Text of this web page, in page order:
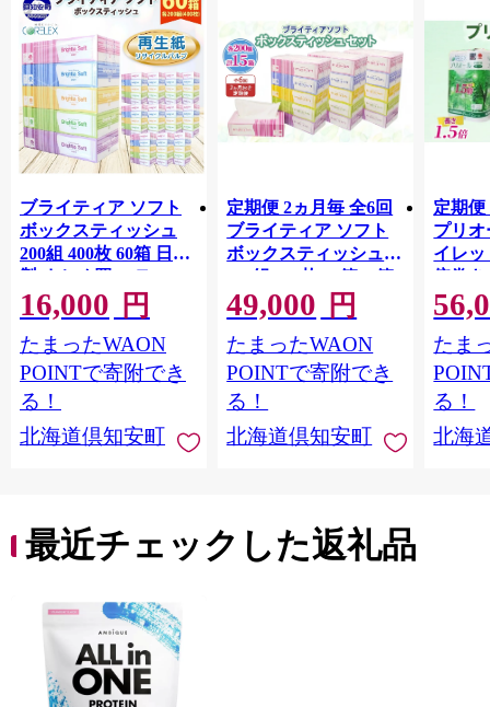
ブライティア ソフト
ボックスティッシュ
200組 400枚 60箱 日本
製 まとめ買い ティッ
シュ リサイクル 長持
防災 常備品 日用雑貨
消耗品 生活必需品 備
蓄 ペーパー 紙 北海道
倶知安町 日用品
16,000 円
たまったWAON
POINTで寄附でき
る！
北海道倶知安町
定期便 2ヵ月毎 全6回
ブライティア ソフト
ボックスティッシュ
200組 400枚 15箱 (5箱
×3) BOX 日本製 まと
め買い ティッシュ リ
サイクル 長持 防災 常
備品 日用雑貨 消耗品
生活必需品 備蓄 ペー
パー 紙 北海道 倶知安
町 日用品
49,000 円
たまったWAON
POINTで寄附でき
る！
北海道倶知安町
定期便
プリ
イレッ
倍巻
36ロ
パック
買い
常備品
ット
日用品
北海道
たま
る！
北海
最近チェックした返礼品